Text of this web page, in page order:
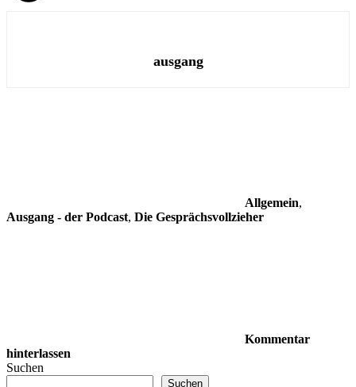
ausgang
Allgemein,
Ausgang - der Podcast, Die Gesprächsvollzieher
Kommentar
hinterlassen
Suchen
Suchen